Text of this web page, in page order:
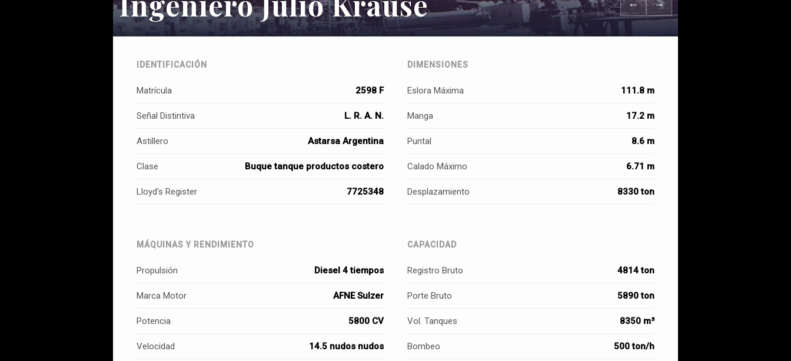
← →
IDENTIFICACIÓN
Matrícula 2598 F
Señal Distintiva L. R. A. N.
Astillero Astarsa Argentina
Clase Buque tanque productos costero
Lloyd's Register 7725348
DIMENSIONES
Eslora Máxima 111.8 m
Manga 17.2 m
Puntal 8.6 m
Calado Máximo 6.71 m
Desplazamiento 8330 ton
MÁQUINAS Y RENDIMIENTO
Propulsión Diesel 4 tiempos
Marca Motor AFNE Sulzer
Potencia 5800 CV
Velocidad 14.5 nudos nudos
CAPACIDAD
Registro Bruto 4814 ton
Porte Bruto 5890 ton
Vol. Tanques 8350 m³
Bombeo 500 ton/h